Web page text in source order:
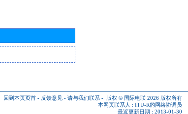
回到本页页首 - 反馈意见 - 请与我们联系 - 版权 © 国际电联 2026 版权所有
本网页联系人 : ITU-R的网络协调员
最近更新日期 : 2013-01-30